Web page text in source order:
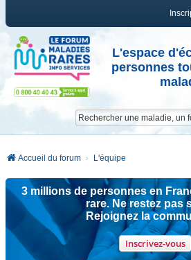
L'espace
personnes
Accueil du forum L'équipe
3 millions de personnes en
rare. Ne restez pas
Rejoignez la
Inscrivez-vous